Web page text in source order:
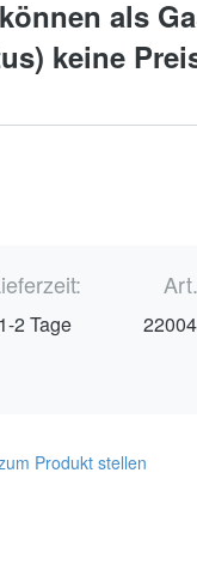
als
keine
1-2 Tage
Produkt stellen